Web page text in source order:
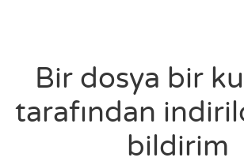
Bir dosya bir
tarafından
bildirim